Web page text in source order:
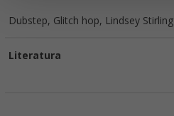
Dubstep, Glitch hop, Lindsey Stirling
Literatura